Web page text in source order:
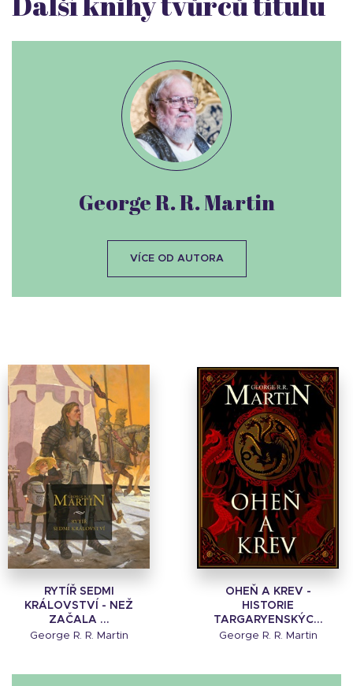
RYTÍŘ SEDMI
KRÁLOVSTVÍ - NEŽ
ZAČALA ...
George R. R. Martin
OHEŇ A KREV -
HISTORIE
TARGARYENSKÝC...
George R. R. Martin
George R. R. Martin
VÍCE OD AUTORA